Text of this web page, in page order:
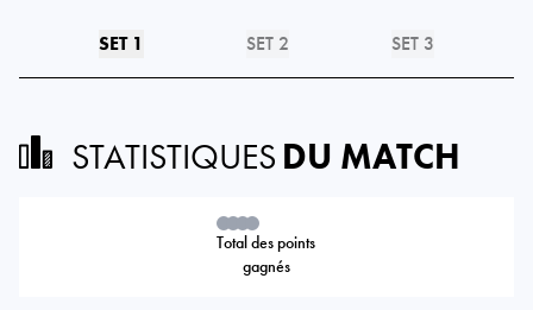
SET 1 SET 2 SET 3
STATISTIQUES DU MATCH
Total des points
gagnés